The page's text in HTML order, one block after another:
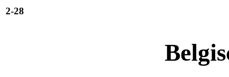
2-28